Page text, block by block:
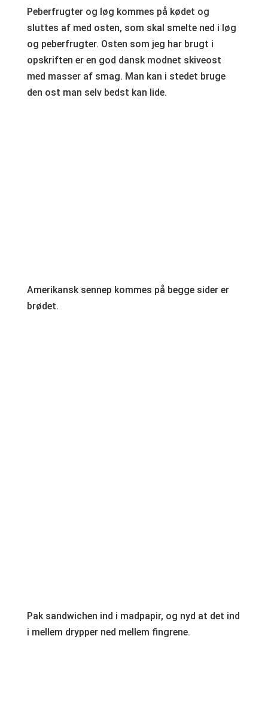
Peberfrugter og løg kommes på kødet og
sluttes af med osten, som skal smelte ned i løg
og peberfrugter. Osten som jeg har brugt i
opskriften er en god dansk modnet skiveost
med masser af smag. Man kan i stedet bruge
den ost man selv bedst kan lide.
Amerikansk sennep kommes på begge sider er
brødet.
Pak sandwichen ind i madpapir, og nyd at det ind
i mellem drypper ned mellem fingrene.